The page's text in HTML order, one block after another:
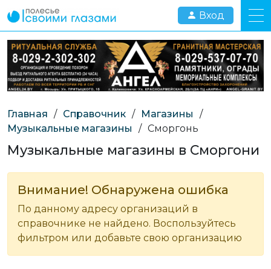
Вход
Главная / Справочник / Магазины
/
Музыкальные магазины
/ Сморгонь
Музыкальные магазины в Сморгони
Внимание! Обнаружена ошибка
По данному адресу организаций в
справочнике не найдено. Воспользуйтесь
фильтром или добавьте свою организацию